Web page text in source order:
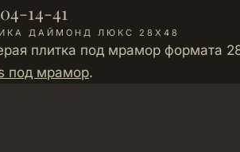
14-41
ДАЙМОНД ЛЮКС 28Х48
плитка под мрамор формата
под мрамор.